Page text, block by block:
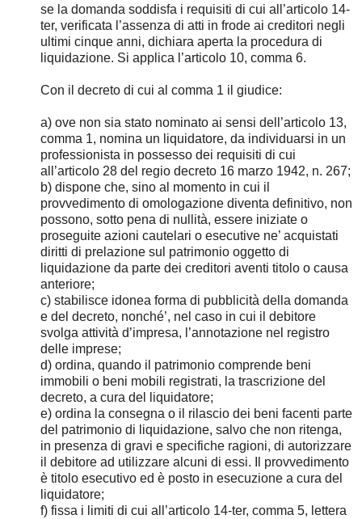
se la domanda soddisfa i requisiti di cui all’articolo 14-
ter, verificata l’assenza di atti in frode ai creditori negli
ultimi cinque anni, dichiara aperta la procedura di
liquidazione. Si applica l’articolo 10, comma 6.
Con il decreto di cui al comma 1 il giudice:
a) ove non sia stato nominato ai sensi dell’articolo 13,
comma 1, nomina un liquidatore, da individuarsi in un
professionista in possesso dei requisiti di cui
all’articolo 28 del regio decreto 16 marzo 1942, n. 267;
b) dispone che, sino al momento in cui il
provvedimento di omologazione diventa definitivo, non
possono, sotto pena di nullità, essere iniziate o
proseguite azioni cautelari o esecutive ne’ acquistati
diritti di prelazione sul patrimonio oggetto di
liquidazione da parte dei creditori aventi titolo o causa
anteriore;
c) stabilisce idonea forma di pubblicità della domanda
e del decreto, nonché’, nel caso in cui il debitore
svolga attività d’impresa, l’annotazione nel registro
delle imprese;
d) ordina, quando il patrimonio comprende beni
immobili o beni mobili registrati, la trascrizione del
decreto, a cura del liquidatore;
e) ordina la consegna o il rilascio dei beni facenti parte
del patrimonio di liquidazione, salvo che non ritenga,
in presenza di gravi e specifiche ragioni, di autorizzare
il debitore ad utilizzare alcuni di essi. Il provvedimento
è titolo esecutivo ed è posto in esecuzione a cura del
liquidatore;
f) fissa i limiti di cui all’articolo 14-ter, comma 5, lettera